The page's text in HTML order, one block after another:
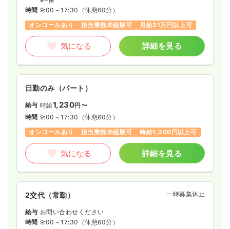
時間 9:00～17:30 （休憩60分）
オンコールあり
担当業務未経験可 月給21万円以上可
気になる 詳細を見る
日勤のみ（パート）
給与 時給1,230円〜
時間 9:00～17:30 （休憩60分）
オンコールあり
担当業務未経験可 時給1,200円以上可
気になる 詳細を見る
2交代（常勤） 一時募集休止
給与 お問い合わせください
時間 9:00～17:30 （休憩60分）